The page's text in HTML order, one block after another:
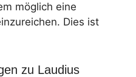
möglich eine
Dies ist
zu Laudius